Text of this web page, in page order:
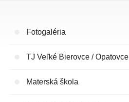
Fotogaléria
TJ Veľké Bierovce / Opatovce
Materská škola